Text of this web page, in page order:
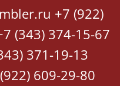
+7 (922)
(343) 374-15-67
371-19-13
609-29-80